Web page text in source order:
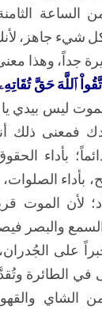
الساعة
شيء جاهز،
جداً، وهذا
ٱللَّهَ حَقَّ
ليس بيدي
فمعنى ذلك
بأداء
بأداء
لأن الموت
والبصر
على
في الطائرة
الشاي